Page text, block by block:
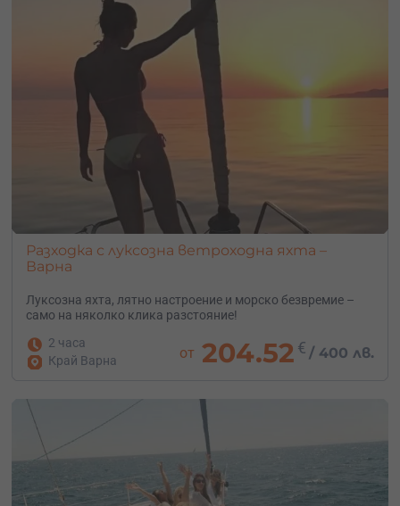
Разходка с луксозна ветроходна яхта –
Варна
Луксозна яхта, лятно настроение и морско безвремие –
само на няколко клика разстояние!
2 часа
Край Варна
от 204.52 € /400 лв.